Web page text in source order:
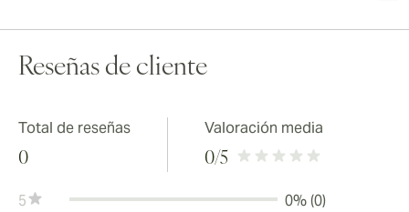
Reseñas de cliente
Total de reseñas
0
Valoración media
0/5
5
0% (0)